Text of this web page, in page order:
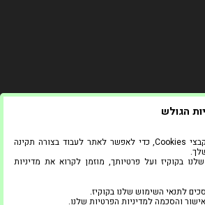
הגולש
באתר זה אנו משתמשים בקבצי Cookies, כדי לאפשר לאתר לעבוד בצורה תקינה
בקוקיז ועל פרטיותך, מוזמן לקרוא את מדיניות
לתנאי השימוש שלנו בקוקיז.
והסכמה למדיניות הפרטיות שלנו.